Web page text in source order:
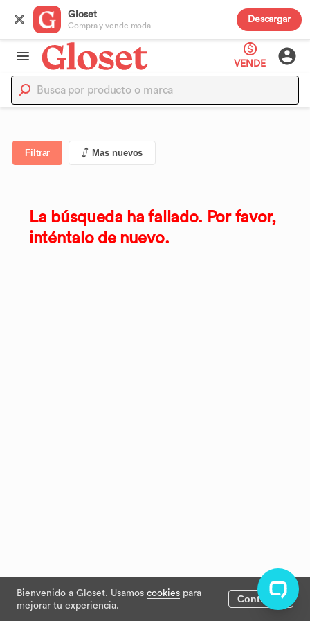
Gloset
Compra y vende moda
Descargar
Bienvenido a Gloset. Usamos cookies para
mejorar tu experiencia.
Continuar
VENDE
Filtrar Mas nuevos
La búsqueda ha fallado. Por favor,
inténtalo de nuevo.